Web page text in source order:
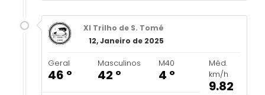
XI Trilho de S. Tomé
12, Janeiro de 2025
Geral
46 º
Masculinos
42 º
M40
4 º
Méd.
km/h
9.82